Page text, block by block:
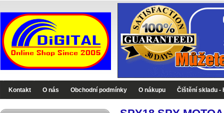
Kontakt O nás Obchodní podmínky O nákupu Čištění skladu -